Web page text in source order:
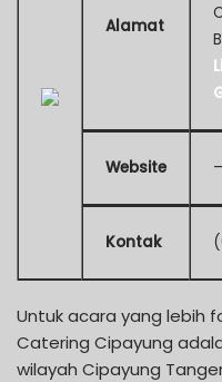
Alamat
Website –
Kontak
Untuk acara yang lebih
Catering Cipayung
wilayah Cipayung